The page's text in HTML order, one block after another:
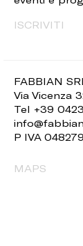
FABBIAN
Via Vicenza
Tel +39
P IVA
MAPS
ISCRIVITI